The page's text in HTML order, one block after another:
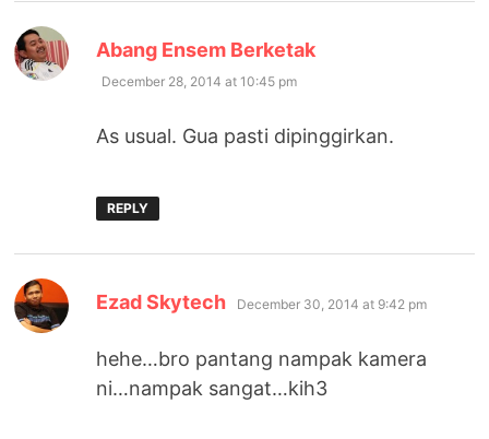
Abang Ensem Berketak
December 28, 2014 at 10:45 pm
As usual. Gua pasti dipinggirkan.
REPLY
Ezad Skytech says:
December 30, 2014 at 9:42 pm
hehe…bro pantang nampak kamera
ni…nampak sangat…kih3